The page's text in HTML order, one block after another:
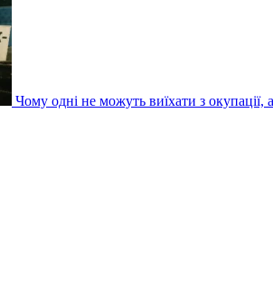
Чому одні не можуть виїхати з